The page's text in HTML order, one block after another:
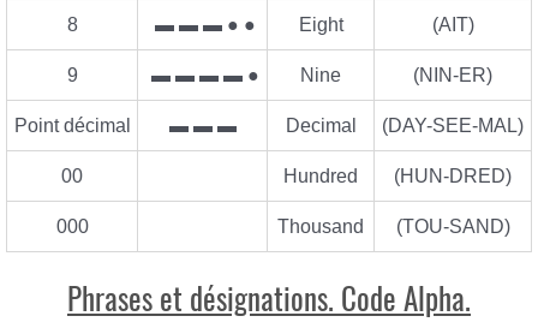
8 ▬ ▬ ▬ ● ● Eight (AIT)
9 ▬ ▬ ▬ ▬ ● Nine (NIN-ER)
Point décimal ▬ ▬ ▬ Decimal (DAY-SEE-MAL)
00 Hundred (HUN-DRED)
000 Thousand (TOU-SAND)
Phrases et désignations. Code Alpha.